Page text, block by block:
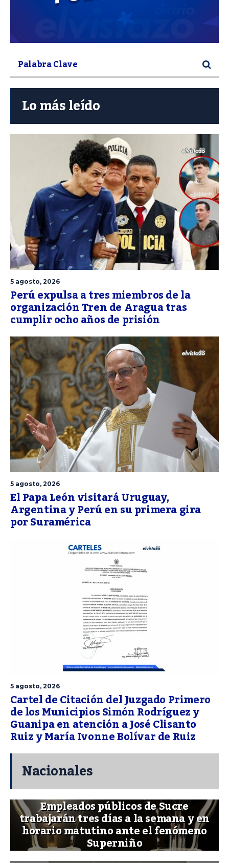
Lo más leído
5 agosto, 2026
Perú expulsa a tres miembros de la
organización Tren de Aragua tras
cumplir ocho años de prisión
5 agosto, 2026
El Papa León visitará Uruguay,
Argentina y Perú en su primera gira
por Suramérica
5 agosto, 2026
Cartel de Citación del Juzgado Primero
de los Municipios Simón Rodríguez y
Guanipa en atención a José Clisanto
Ruiz y María Ivonne Bolívar de Ruiz
Nacionales
Empleados públicos de Sucre
trabajarán tres días a la semana y en
horario matutino ante el fenómeno
Superniño